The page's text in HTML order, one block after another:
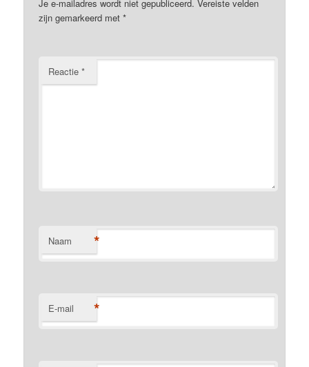
Je e-mailadres wordt niet gepubliceerd. Vereiste velden
zijn gemarkeerd met*
Reactie*
Naam *
E-mail *